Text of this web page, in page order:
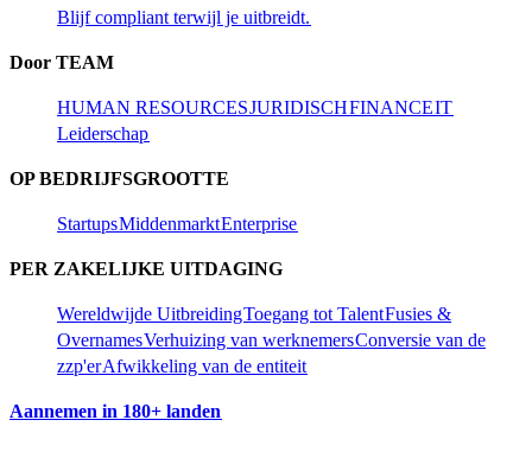
Blijf compliant terwijl je uitbreidt.​​
Door TEAM​​
HUMAN RESOURCES​​JURIDISCH​​FINANCE​​IT​​
Leiderschap​​
OP BEDRIJFSGROOTTE​​
Startups​​Middenmarkt​​Enterprise​​
PER ZAKELIJKE UITDAGING​​
Wereldwijde Uitbreiding​​Toegang tot Talent​​Fusies &
Overnames​​Verhuizing van werknemers​​Conversie van de
zzp'er​​Afwikkeling van de entiteit​​
Aannemen in 180+ landen​​